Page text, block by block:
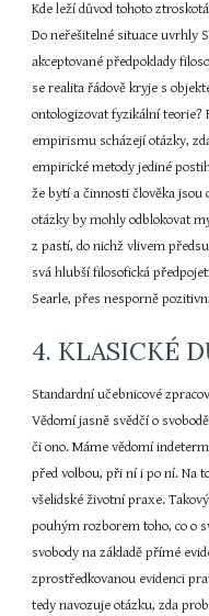
Kde leží důvod tohoto
Do neřešitelné situace uvrhly
akceptované předpoklady
se realita řádově kryje s
ontologizovat fyzikální teorie?
empirismu scházejí otázky,
empirické metody jediné
že bytí a činnosti člověka jsou
otázky by mohly odblokovat
z pastí, do nichž vlivem
svá hlubší filosofická
Searle, přes nesporně
4. KLASICKÉ
Standardní učebnicové
Vědomí jasně svědčí o
či ono. Máme vědomí
před volbou, při ní i po ní. Na
všelidské životní praxe.
pouhým rozborem toho, co o
svobody na základě přímé
zprostředkovanou evidenci
tedy navozuje otázku, zda